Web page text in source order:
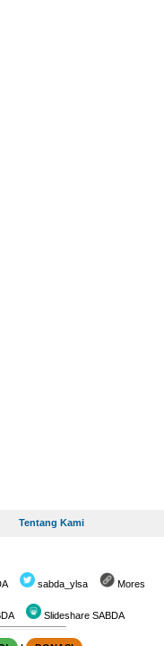
Tentang Kami
sabda_ylsa Mores
Slideshare SABDA